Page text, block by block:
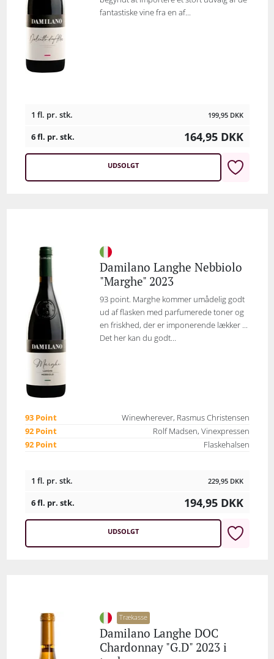
fantastiske vine fra en af...
1 fl. pr. stk. 199,95 DKK
6 fl. pr. stk. 164,95 DKK
UDSOLGT
Damilano Langhe Nebbiolo
"Marghe" 2023
93 point. Marghe kommer umådelig godt
ud af flasken med parfumerede toner og
en friskhed, der er imponerende lækker ...
Det her kan du godt...
93 Point
Winewherever, Rasmus Christensen
92 Point
Rolf Madsen, Vinexpressen
92 Point
Flaskehalsen
1 fl. pr. stk. 229,95 DKK
6 fl. pr. stk. 194,95 DKK
UDSOLGT
Trækasse
Damilano Langhe DOC
Chardonnay "G.D" 2023 i